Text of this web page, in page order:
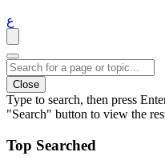
ع
Close
Type to search, then press
"Search" button to view the
Top Searched